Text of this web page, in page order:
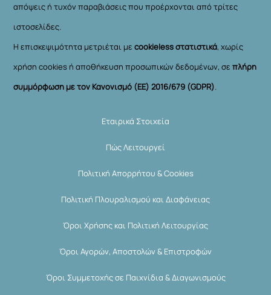
απόψεις ή τυχόν παραβιάσεις που προέρχονται από τρίτες
ιστοσελίδες.
Η επισκεψιμότητα μετριέται μεcookieless στατιστικά, χωρίς
χρήση cookies ή αποθήκευση προσωπικών δεδομένων, σεπλήρη
συμμόρφωση με τον Κανονισμό (ΕΕ) 2016/679 (GDPR).
Εταιρικά Στοιχεία
Πώς Λειτουργεί
Πολιτική Απορρήτου & Cookies
Πολιτική Πλουραλισμού και Διαφάνειας
Όροι Χρήσης και Πολιτική Λειτουργίας
Όροι Αγορών, Αποστολών & Επιστροφών
Όροι Συμμετοχής σε Παιχνίδια & Διαγωνισμούς